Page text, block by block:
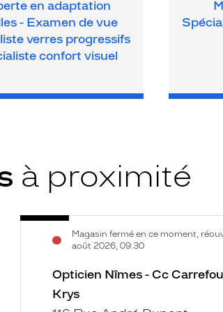
en adaptation
- Examen de vue
verres progressifs
confort visuel
à proximité
Opticien
Nîmes
Carrefour
Magasin fermé en ce moment,
août 2026, 09:30
Voir
Opticien Nîmes - Cc
Krys